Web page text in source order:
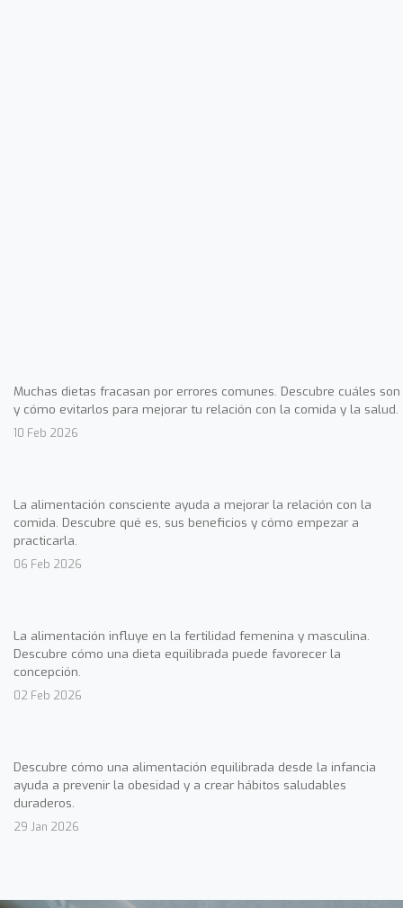
Muchas dietas fracasan por errores comunes. Descubre cuáles son
y cómo evitarlos para mejorar tu relación con la comida y la salud.
10 Feb 2026
La alimentación consciente ayuda a mejorar la relación con la
comida. Descubre qué es, sus beneficios y cómo empezar a
practicarla.
06 Feb 2026
La alimentación influye en la fertilidad femenina y masculina.
Descubre cómo una dieta equilibrada puede favorecer la
concepción.
02 Feb 2026
Descubre cómo una alimentación equilibrada desde la infancia
ayuda a prevenir la obesidad y a crear hábitos saludables
duraderos.
29 Jan 2026